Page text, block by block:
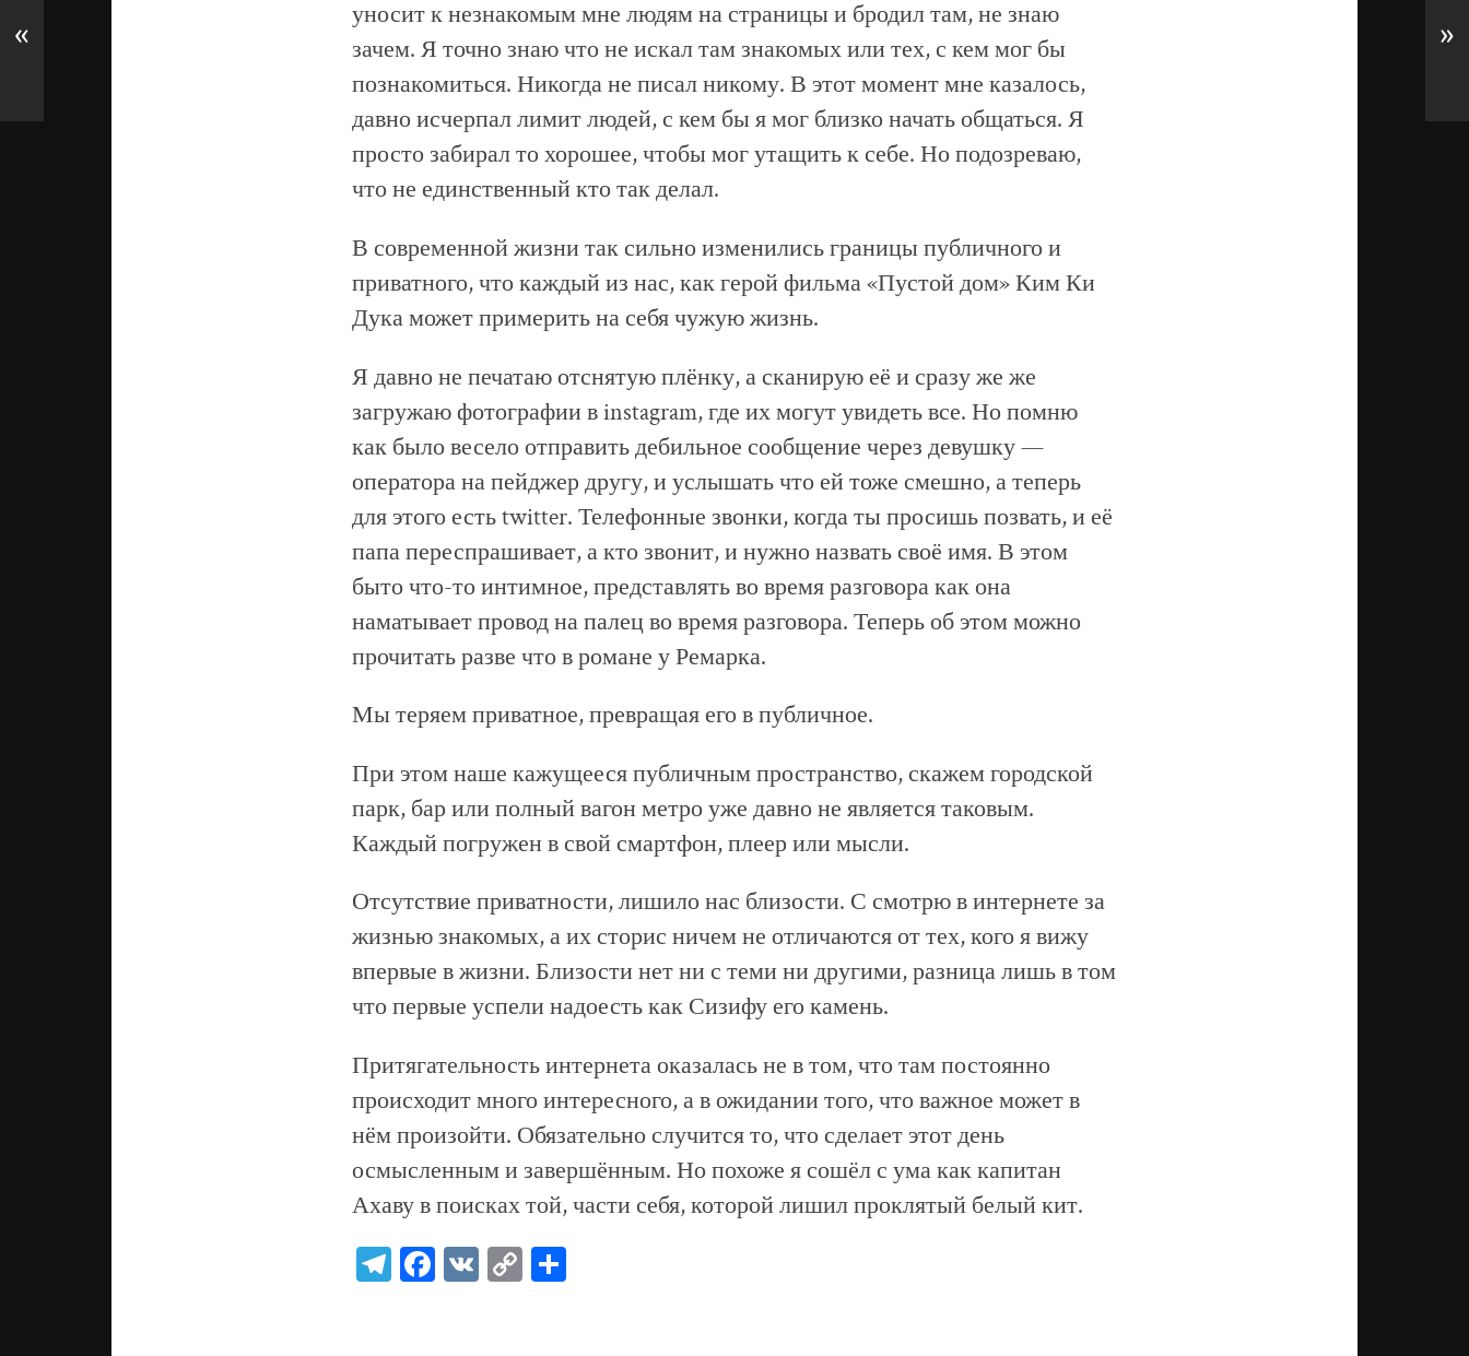
уносит к незнакомым мне людям на страницы и бродил там, не знаю
зачем. Я точно знаю что не искал там знакомых или тех, с кем мог бы
познакомиться. Никогда не писал никому. В этот момент мне казалось,
давно исчерпал лимит людей, с кем бы я мог близко начать общаться. Я
просто забирал то хорошее, чтобы мог утащить к себе. Но подозреваю,
что не единственный кто так делал.
В современной жизни так сильно изменились границы публичного и
приватного, что каждый из нас, как герой фильма «Пустой дом» Ким Ки
Дука может примерить на себя чужую жизнь.
Я давно не печатаю отснятую плёнку, а сканирую её и сразу же же
загружаю фотографии в instagram, где их могут увидеть все. Но помню
как было весело отправить дебильное сообщение через девушку —
оператора на пейджер другу, и услышать что ей тоже смешно, а теперь
для этого есть twitter. Телефонные звонки, когда ты просишь позвать, и её
папа переспрашивает, а кто звонит, и нужно назвать своё имя. В этом
быто что-то интимное, представлять во время разговора как она
наматывает провод на палец во время разговора. Теперь об этом можно
прочитать разве что в романе у Ремарка.
Мы теряем приватное, превращая его в публичное.
При этом наше кажущееся публичным пространство, скажем городской
парк, бар или полный вагон метро уже давно не является таковым.
Каждый погружен в свой смартфон, плеер или мысли.
Отсутствие приватности, лишило нас близости. С смотрю в интернете за
жизнью знакомых, а их сторис ничем не отличаются от тех, кого я вижу
впервые в жизни. Близости нет ни с теми ни другими, разница лишь в том
что первые успели надоесть как Сизифу его камень.
Притягательность интернета оказалась не в том, что там постоянно
происходит много интересного, а в ожидании того, что важное может в
нём произойти. Обязательно случится то, что сделает этот день
осмысленным и завершённым. Но похоже я сошёл с ума как капитан
Ахаву в поисках той, части себя, которой лишил проклятый белый кит.
Telegram
Facebook
VKCopy
« »